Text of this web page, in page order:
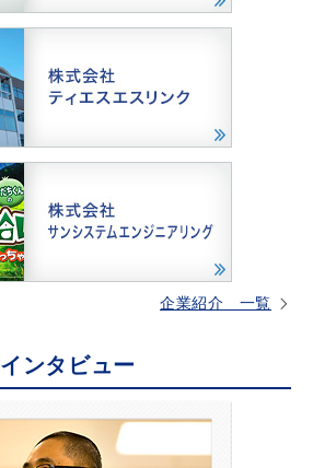
企業紹介 一覧
インタビュー